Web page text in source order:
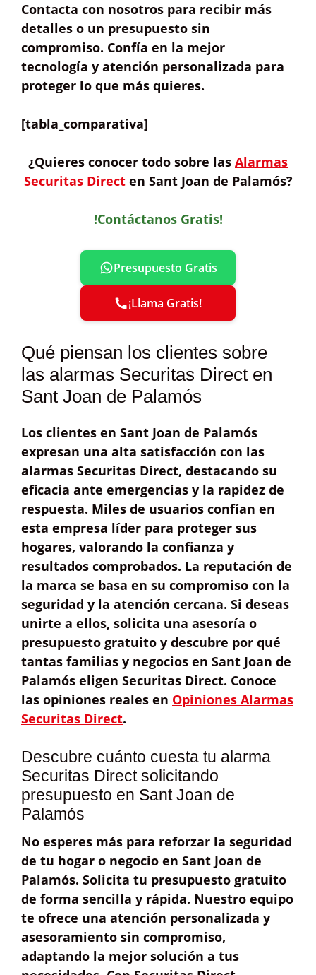
Contacta con nosotros para recibir más
detalles o un presupuesto sin
compromiso. Confía en la mejor
tecnología y atención personalizada para
proteger lo que más quieres.
[tabla_comparativa]
¿Quieres conocer todo sobre las Alarmas
Securitas Directen Sant Joan de Palamós?
!Contáctanos Gratis!
Presupuesto Gratis
¡Llama Gratis!
Qué piensan los clientes sobre
las alarmas Securitas Direct en
Sant Joan de Palamós
Los clientes en Sant Joan de Palamós
expresan una alta satisfacción con las
alarmas Securitas Direct, destacando su
eficacia ante emergencias y la rapidez de
respuesta. Miles de usuarios confían en
esta empresa líder para proteger sus
hogares, valorando la confianza y
resultados comprobados. La reputación de
la marca se basa en su compromiso con la
seguridad y la atención cercana. Si deseas
unirte a ellos, solicita una asesoría o
presupuesto gratuito y descubre por qué
tantas familias y negocios en Sant Joan de
Palamós eligen Securitas Direct. Conoce
las opiniones reales en Opiniones Alarmas
Securitas Direct.
Descubre cuánto cuesta tu alarma
Securitas Direct solicitando
presupuesto en Sant Joan de
Palamós
No esperes más para reforzar la seguridad
de tu hogar o negocio en Sant Joan de
Palamós. Solicita tu presupuesto gratuito
de forma sencilla y rápida. Nuestro equipo
te ofrece una atención personalizada y
asesoramiento sin compromiso,
adaptando la mejor solución a tus